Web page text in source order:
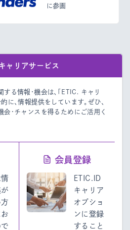
に参画
ャリアサービス
る情報・機会は、「ETIC. キャリ
に、情報提供をしています。 ぜひ、
・チャンスを得るためにご活用く
方
会員登録
ETIC.ID
キャリア
オプショ
ンに登録
すること